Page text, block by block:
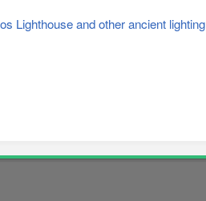
Lighthouse and other ancient lighting